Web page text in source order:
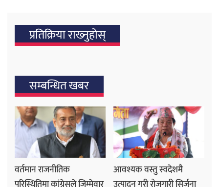
प्रतिक्रिया राख्‍नुहोस्
सम्बन्धित खबर
वर्तमान राजनीतिक
आवश्यक वस्तु स्वदेशमै